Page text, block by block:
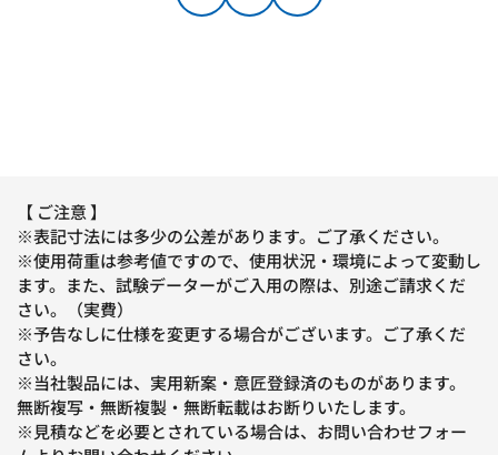
【 ご注意 】
※表記寸法には多少の公差があります。ご了承ください。
※使用荷重は参考値ですので、使用状況・環境によって変動し
ます。また、試験データーがご入用の際は、別途ご請求くだ
さい。（実費）
※予告なしに仕様を変更する場合がございます。ご了承くだ
さい。
※当社製品には、実用新案・意匠登録済のものがあります。
無断複写・無断複製・無断転載はお断りいたします。
※見積などを必要とされている場合は、お問い合わせフォー